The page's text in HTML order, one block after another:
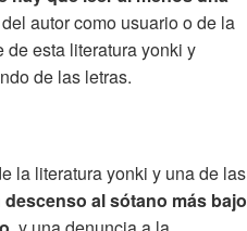
autor como usuario o de la
esta literatura yonki y
de las letras.
la literatura yonki y una de las
al sótano más bajo